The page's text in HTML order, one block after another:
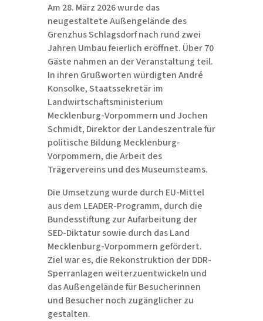
Am 28. März 2026 wurde das
neugestaltete Außengelände des
Grenzhus Schlagsdorf nach rund zwei
Jahren Umbau feierlich eröffnet. Über 70
Gäste nahmen an der Veranstaltung teil.
In ihren Grußworten würdigten André
Konsolke, Staatssekretär im
Landwirtschaftsministerium
Mecklenburg-Vorpommern und Jochen
Schmidt, Direktor der Landeszentrale für
politische Bildung Mecklenburg-
Vorpommern, die Arbeit des
Trägervereins und des Museumsteams.
Die Umsetzung wurde durch EU-Mittel
aus dem LEADER-Programm, durch die
Bundesstiftung zur Aufarbeitung der
SED-Diktatur sowie durch das Land
Mecklenburg-Vorpommern gefördert.
Ziel war es, die Rekonstruktion der DDR-
Sperranlagen weiterzuentwickeln und
das Außengelände für Besucherinnen
und Besucher noch zugänglicher zu
gestalten.